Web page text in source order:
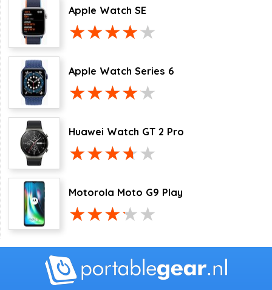
Apple Watch SE
Apple Watch Series 6
Huawei Watch GT 2 Pro
Motorola Moto G9 Play